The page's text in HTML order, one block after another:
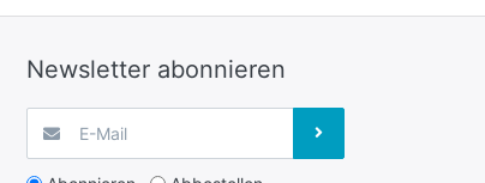
Newsletter abonnieren